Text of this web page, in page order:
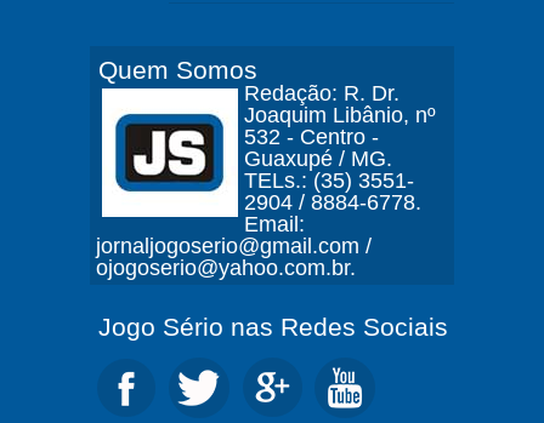
Quem Somos
Redação: R. Dr.
Joaquim Libânio, nº
532 - Centro -
Guaxupé / MG.
TELs.: (35) 3551-
2904 / 8884-6778.
Email:
jornaljogoserio@gmail.com /
ojogoserio@yahoo.com.br.
Jogo Sério nas Redes Sociais